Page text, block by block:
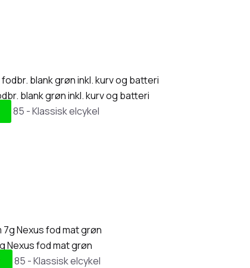
blank grøn inkl. kurv og batteri
85 - Klassisk elcykel
Nexus fod mat grøn
85 - Klassisk elcykel